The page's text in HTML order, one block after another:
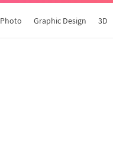
Photo Graphic Design 3D